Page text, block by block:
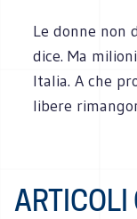
Le donne non
dice. Ma
Italia. A che
libere
ARTICOLI